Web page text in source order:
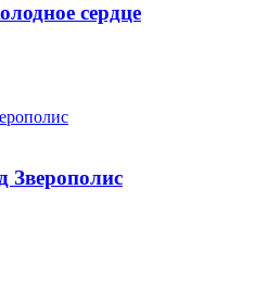
сердце